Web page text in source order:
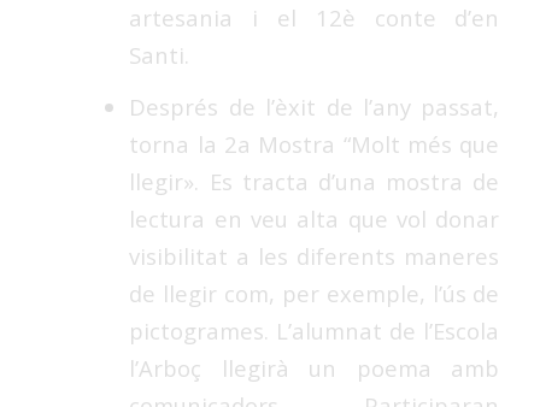
artesania i el 12è conte d’en
Santi.
Després de l’èxit de l’any passat,
torna la 2a Mostra “Molt més que
llegir». Es tracta d’una mostra de
lectura en veu alta que vol donar
visibilitat a les diferents maneres
de llegir com, per exemple, l’ús de
pictogrames. L’alumnat de l’Escola
l’Arboç llegirà un poema amb